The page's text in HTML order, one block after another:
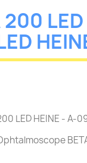
LED
LED HEINE - A-